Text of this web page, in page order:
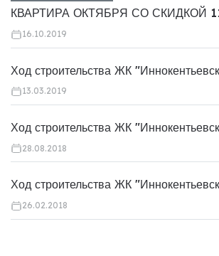
КВАРТИРА ОКТЯБРЯ СО СКИДКОЙ
16.10.2019
Ход строительства ЖК
13.03.2019
Ход строительства ЖК
28.08.2018
Ход строительства ЖК
26.02.2018